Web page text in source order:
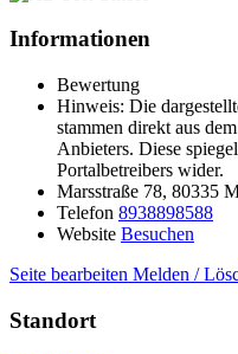
Informationen
Bewertung
Hinweis: Die
stammen direkt aus
Anbieters. Diese
Portalbetreibers wider.
Marsstraße 78, 80335
Telefon 8938898588
Website Besuchen
Seite bearbeiten Melden /
Standort